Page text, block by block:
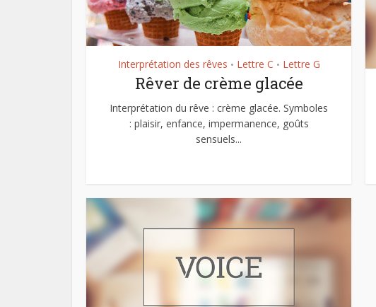
Interprétation des rêves • Lettre C • Lettre G
Rêver de crème glacée
Interprétation du rêve : crème glacée. Symboles
: plaisir, enfance, impermanence, goûts
sensuels...